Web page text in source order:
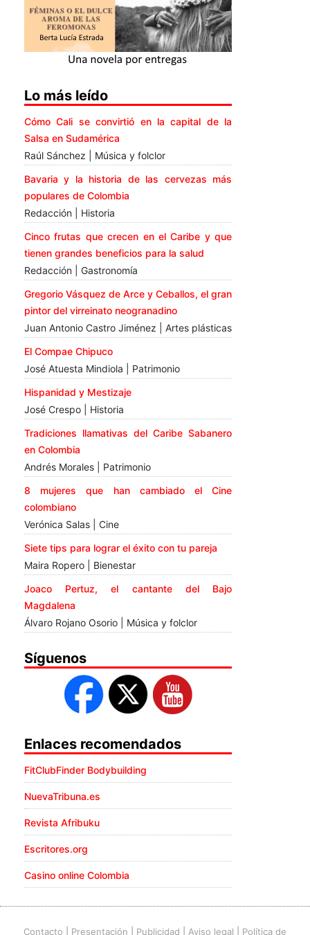
Lo más leído
Cómo Cali se convirtió en la capital de la
Salsa en Sudamérica
Raúl Sánchez | Música y folclor
Bavaria y la historia de las cervezas más
populares de Colombia
Redacción | Historia
Cinco frutas que crecen en el Caribe y que
tienen grandes beneficios para la salud
Redacción | Gastronomía
Gregorio Vásquez de Arce y Ceballos, el gran
pintor del virreinato neogranadino
Juan Antonio Castro Jiménez | Artes plásticas
El Compae Chipuco
José Atuesta Mindiola | Patrimonio
Hispanidad y Mestizaje
José Crespo | Historia
Tradiciones llamativas del Caribe Sabanero
en Colombia
Andrés Morales | Patrimonio
8 mujeres que han cambiado el Cine
colombiano
Verónica Salas | Cine
Siete tips para lograr el éxito con tu pareja
Maira Ropero | Bienestar
Joaco Pertuz, el cantante del Bajo
Magdalena
Álvaro Rojano Osorio | Música y folclor
Síguenos
Enlaces recomendados
FitClubFinder Bodybuilding
NuevaTribuna.es
Revista Afribuku
Escritores.org
Casino online Colombia
Contacto Presentación Publicidad Aviso legal Política de